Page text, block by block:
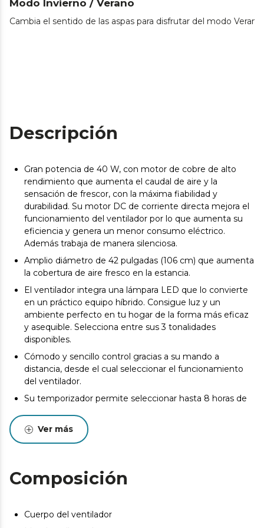
Modo Invierno / Verano
Cambia el sentido de las aspas para disfrutar del modo
Descripción
Gran potencia de 40 W, con motor de cobre de alto
rendimiento que aumenta el caudal de aire y la
sensación de frescor, con la máxima fiabilidad y
durabilidad. Su motor DC de corriente directa mejora el
funcionamiento del ventilador por lo que aumenta su
eficiencia y genera un menor consumo eléctrico.
Además trabaja de manera silenciosa.
Amplio diámetro de 42 pulgadas (106 cm) que aumenta
la cobertura de aire fresco en la estancia.
El ventilador integra una lámpara LED que lo convierte
en un práctico equipo híbrido. Consigue luz y un
ambiente perfecto en tu hogar de la forma más eficaz
y asequible. Selecciona entre sus 3 tonalidades
disponibles.
Cómodo y sencillo control gracias a su mando a
distancia, desde el cual seleccionar el funcionamiento
del ventilador.
Su temporizador permite seleccionar hasta 8 horas de
Podrás elegir entre 3 velocidades de funcionamiento,
adecuando la intensidad del caudal de aire a tus
Sistema formado por 4 aspas reversibles totalmente
innovadoras y aerodinámicas, diseñadas para maximizar
Ver más
Composición
Cuerpo del ventilador